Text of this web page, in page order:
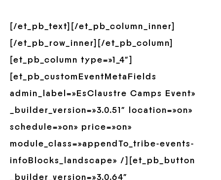
[/et_pb_text][/et_pb_column_inner]
[/et_pb_row_inner][/et_pb_column]
[et_pb_column type=»1_4″]
[et_pb_customEventMetaFields
admin_label=»EsClaustre Camps Event»
_builder_version=»3.0.51″ location=»on»
schedule=»on» price=»on»
module_class=»appendTo_tribe-events-
infoBlocks_landscape» /][et_pb_button
_builder_version=»3.0.64″